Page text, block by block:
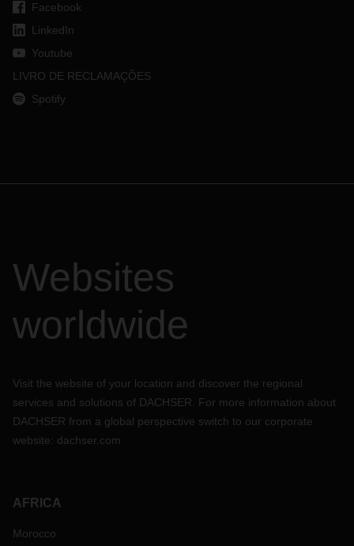
Facebook
LinkedIn
Youtube
LIVRO DE RECLAMAÇÕES
Spotify
Websites
worldwide
Visit the website of your location and discover the regional
services and solutions of DACHSER. For more information about
DACHSER from a global perspective switch to our corporate
website: dachser.com
AFRICA
Morocco